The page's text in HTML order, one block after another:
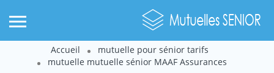
Accueil
mutuelle pour sénior tarifs
mutuelle mutuelle sénior MAAF Assurances